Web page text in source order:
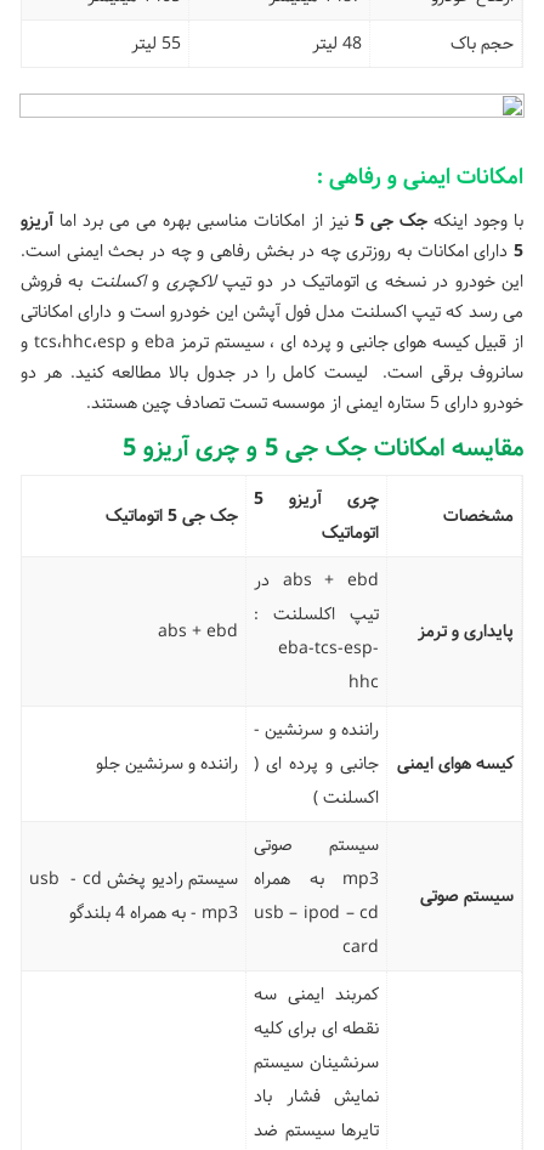
حجم باک
48 لیتر 55 لیتر
امکانات ایمنی و رفاهی :
با وجود اینکهجک جی 5 نیز از امکانات مناسبی بهره می می برد اما آریزو
5 دارای امکانات به روزتری چه در بخش رفاهی و چه در بحث ایمنی است.
این خودرو در نسخه ی اتوماتیک در دو تیپلاکچری واکسلنت به فروش
می رسد که تیپ اکسلنت مدل فول آپشن این خودرو است و دارای امکاناتی
از قبیل کیسه هوای جانبی و پرده ای ، سیستم ترمز eba و tcs،hhc،esp و
سانروف برقی است. لیست کامل را در جدول بالا مطالعه کنید. هر دو
خودرو دارای 5 ستاره ایمنی از موسسه تست تصادف چین هستند.
مقایسه امکانات جک جی 5 و چری آریزو 5
مشخصات
چری آریزو 5
اتوماتیک
جک جی 5 اتوماتیک
پایداری و ترمز
abs + ebd در
تیپ اکلسلنت :
eba-tcs-esp-
hhc
abs + ebd
کیسه هوای ایمنی
راننده و سرنشین -
جانبی و پرده ای (
اکسلنت )
راننده و سرنشین جلو
سیستم صوتی
سیستم صوتی
mp3 به همراه
usb – ipod – cd
card
سیستم رادیو پخش usb - cd
- mp3 به همراه 4 بلندگو
کمربند ایمنی سه
نقطه ای برای کلیه
سرنشینان سیستم
نمایش فشار باد
تایرها سیستم ضد